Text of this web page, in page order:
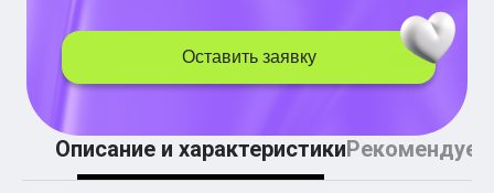
Легкие аккорды (простые песни)
Аккорды со словами (вокал)
BEARWOLF
Мари Краймбрери
Комната культуры
XOLIDAYBOY
Сергей Лазарев
Ёлка
Оставить заявку
Описание и характеристикиРекомендуем